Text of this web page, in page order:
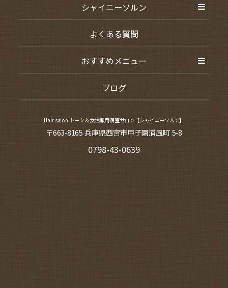
シャイニーソルン
よくある質問
おすすめメニュー
ブログ
Hair salon トーク＆女性専用個室サロン【シャイニーソルン】
〒663-8165 兵庫県西宮市甲子園浦風町 5-8
0798-43-0639